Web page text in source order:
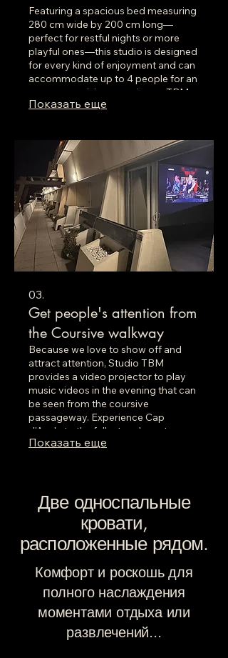
Featuring a spacious bed measuring
280 cm wide by 200 cm long—
perfect for restful nights or more
playful ones—this studio is designed
for every kind of enjoyment and can
accommodate up to 4 people for an
uncompromising experience. TBM—
The Best Moment, without a doubt!
Показать еще
03.
Get people's attention from
the Coursive walkway
Because we love to show off and
attract attention, Studio TBM
provides a video projector to play
music videos in the evening that can
be seen from the coursive
passageway. Experience Cap
d'Agde to the fullest and most
intensely
Показать еще
Две односпальные
кровати,
расположенные рядом.
Комфорт и роскошь для
полного наслаждения
моментами отдыха или
развлечений...